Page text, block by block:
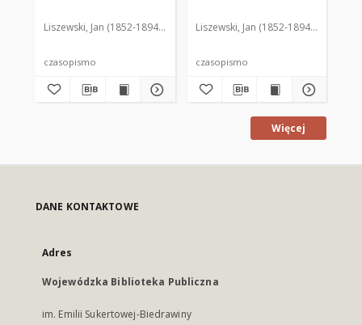
Liszewski, Jan (1852-1894). Red.
czasopismo
Liszewski, Jan (1852-1894). Red.
czasopismo
Więcej
DANE KONTAKTOWE
Adres
Wojewódzka Biblioteka Publiczna
im. Emilii Sukertowej-Biedrawiny